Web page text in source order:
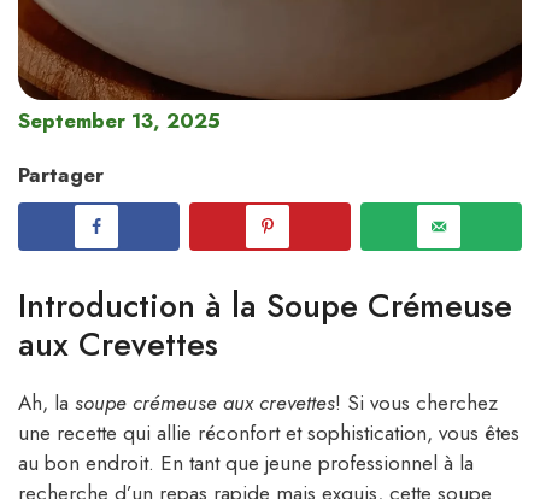
September 13, 2025
Partager
Introduction à la Soupe Crémeuse
aux Crevettes
Ah, la soupe crémeuse aux crevettes! Si vous cherchez
une recette qui allie réconfort et sophistication, vous êtes
au bon endroit. En tant que jeune professionnel à la
recherche d’un repas rapide mais exquis, cette soupe